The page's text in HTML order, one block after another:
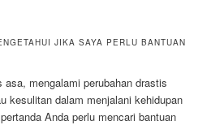
JIKA SAYA PERLU BANTUAN
mengalami perubahan drastis
kesulitan dalam menjalani kehidupan
Anda perlu mencari bantuan